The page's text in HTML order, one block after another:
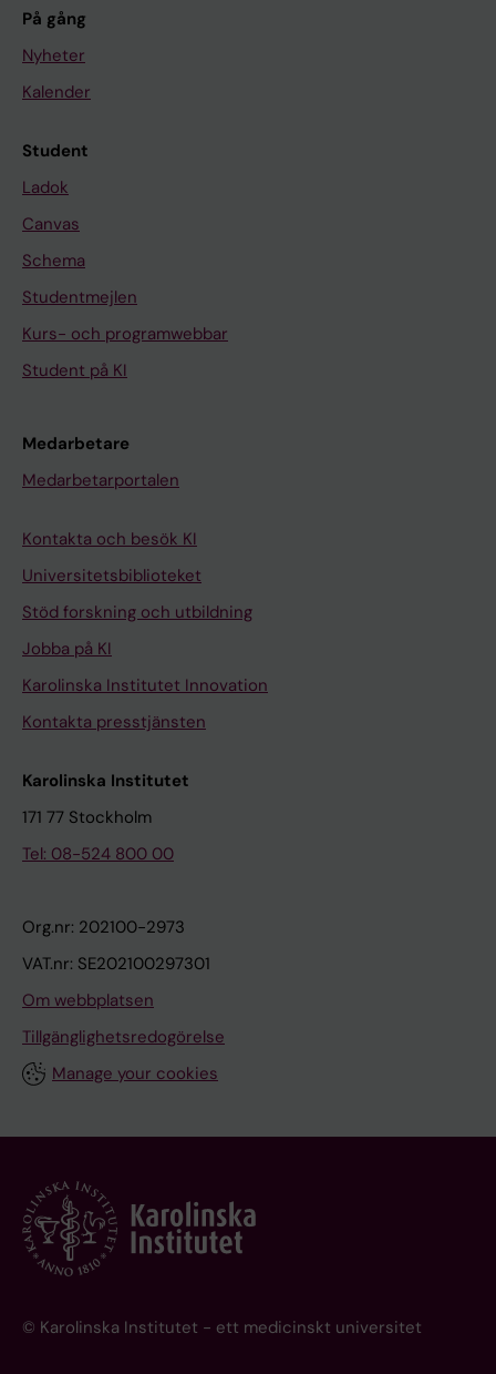
På gång
Nyheter
Kalender
Student
Ladok
Canvas
Schema
Studentmejlen
Kurs- och programwebbar
Student på KI
Medarbetare
Medarbetarportalen
Kontakta och besök KI
Universitetsbiblioteket
Stöd forskning och utbildning
Jobba på KI
Karolinska Institutet Innovation
Kontakta presstjänsten
Karolinska Institutet
171 77 Stockholm
Tel: 08-524 800 00
Org.nr: 202100-2973
VAT.nr: SE202100297301
Om webbplatsen
Tillgänglighetsredogörelse
Manage your cookies
© Karolinska Institutet - ett medicinskt universitet